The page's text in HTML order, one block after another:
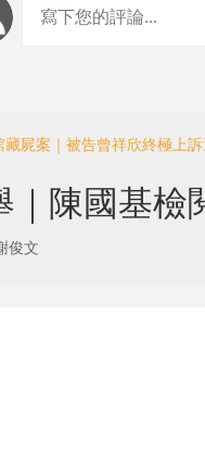
藏屍案｜被告曾祥欣終極上
｜陳國基
俊文